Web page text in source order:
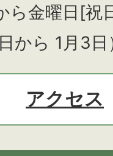
ら金曜日[祝
から 1月3
アクセス